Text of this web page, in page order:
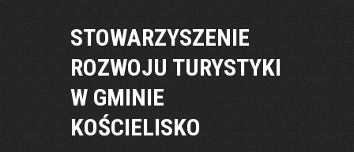
STOWARZYSZENIE
ROZWOJU TURYSTYKI
W GMINIE
KOŚCIELISKO